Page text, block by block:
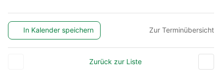
In Kalender speichern Zur Terminübersicht
Zurück zur Liste